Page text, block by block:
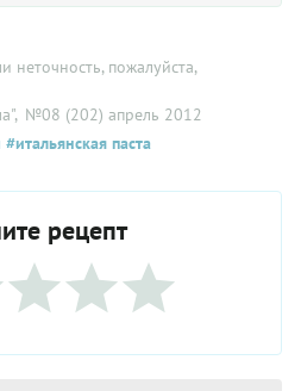
неточность, пожалуйста,
, №08 (202) апрель 2012
#итальянская паста
рецепт